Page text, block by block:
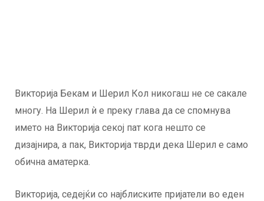
Викторија Бекам и Шерил Кол никогаш не се сакале
многу. На Шерил ѝ е преку глава да се спомнува
името на Викторија секој пат кога нешто се
дизајнира, а пак, Викторија тврди дека Шерил е само
обична аматерка.
Викторија, седејќи со најблиските пријатели во еден